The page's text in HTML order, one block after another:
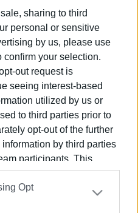
sharing to third
personal or sensitive
by us, please use
confirm your selection.
out request is
seeing interest-based
utilized by us or
to third parties prior to
opt-out of the further
by third parties
participants. This
by us to third parties
Participants
that may
parties.
Opt
Ο ΓΕΝ.
ΘΕΟΔΩΡΟΣ
στοFacebook
στο e-paper